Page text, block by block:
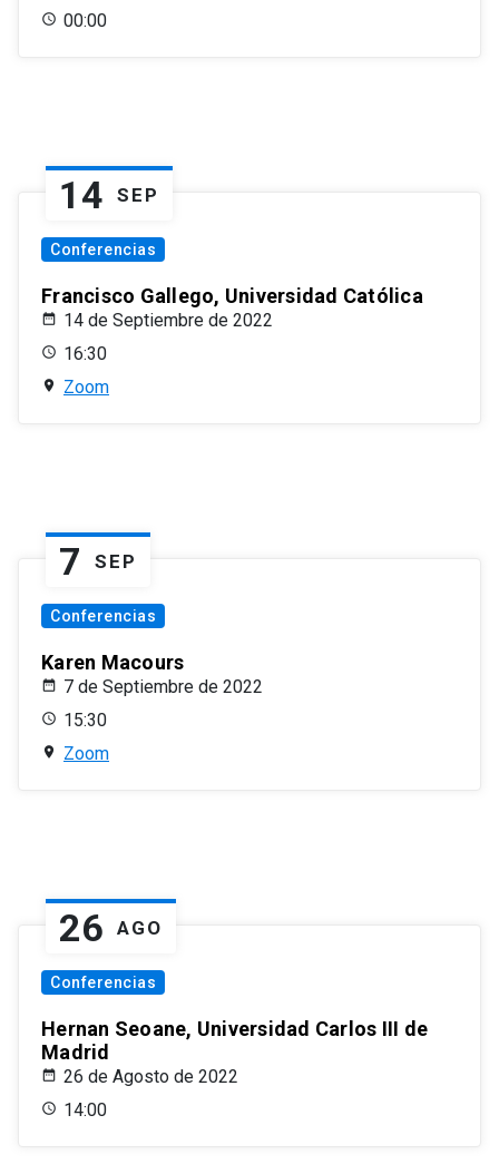
00:00
14 SEP
Conferencias
Francisco Gallego, Universidad Católica
14 de Septiembre de 2022
16:30
Zoom
7 SEP
Conferencias
Karen Macours
7 de Septiembre de 2022
15:30
Zoom
26 AGO
Conferencias
Hernan Seoane, Universidad Carlos III de
Madrid
26 de Agosto de 2022
14:00